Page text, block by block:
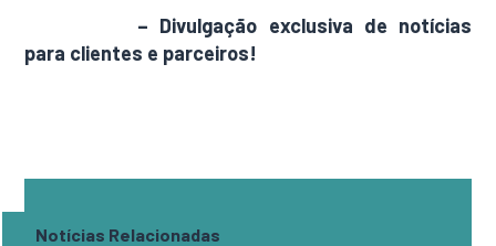
– Divulgação exclusiva de notícias
para clientes e parceiros!
Notícias Relacionadas